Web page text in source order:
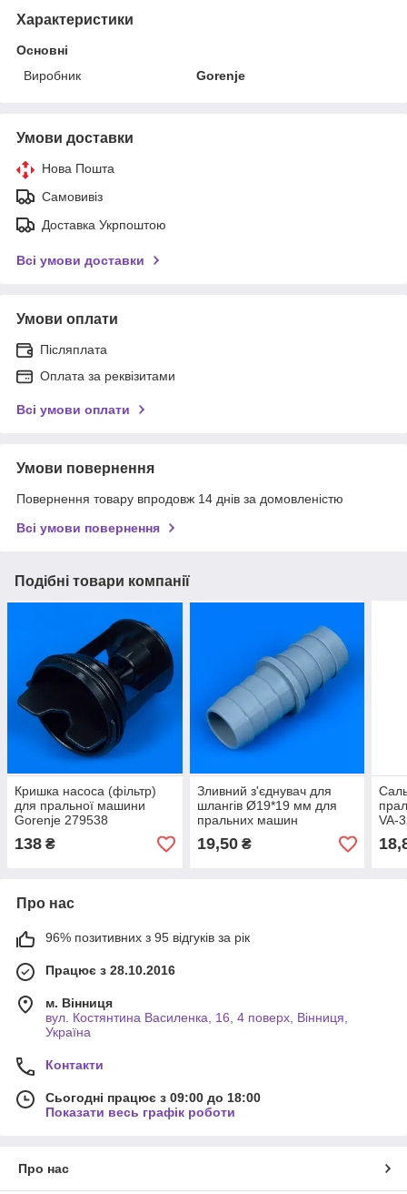
Характеристики
Основні
Виробник
Gorenje
Умови доставки
Нова Пошта
Самовивіз
Доставка Укрпоштою
Всі умови доставки
Умови оплати
Післяплата
Оплата за реквізитами
Всі умови оплати
Умови повернення
Повернення товару впродовж 14 днів за домовленістю
Всі умови повернення
Подібні товари компанії
Кришка насоса (фільтр)
для пральної машини
Gorenje 279538
138 ₴
Зливний з'єднувач для
шлангів Ø19*19 мм для
пральних машин
19,50₴
VA-
Про нас
96% позитивних з 95 відгуків за рік
Працює з 28.10.2016
м. Вінниця
вул. Костянтина Василенка, 16, 4 поверх, Вінниця,
Україна
Контакти
Сьогодні працює з 09:00 до 18:00
Показати весь графік роботи
Про нас